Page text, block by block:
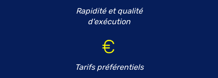
Rapidité et qualité
d'exécution
Tarifs préférentiels